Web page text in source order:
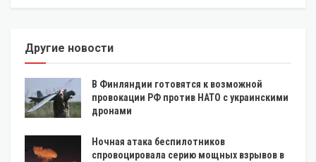
Другие новости
В Финляндии готовятся к возможной
провокации РФ против НАТО с украинскими
дронами
Ночная атака беспилотников
спровоцировала серию мощных взрывов в